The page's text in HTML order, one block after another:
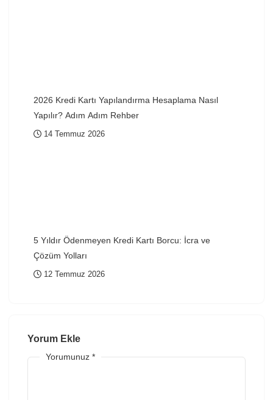
2026 Kredi Kartı Yapılandırma Hesaplama Nasıl
Yapılır? Adım Adım Rehber
14 Temmuz 2026
5 Yıldır Ödenmeyen Kredi Kartı Borcu: İcra ve
Çözüm Yolları
12 Temmuz 2026
Yorum Ekle
Yorumunuz *